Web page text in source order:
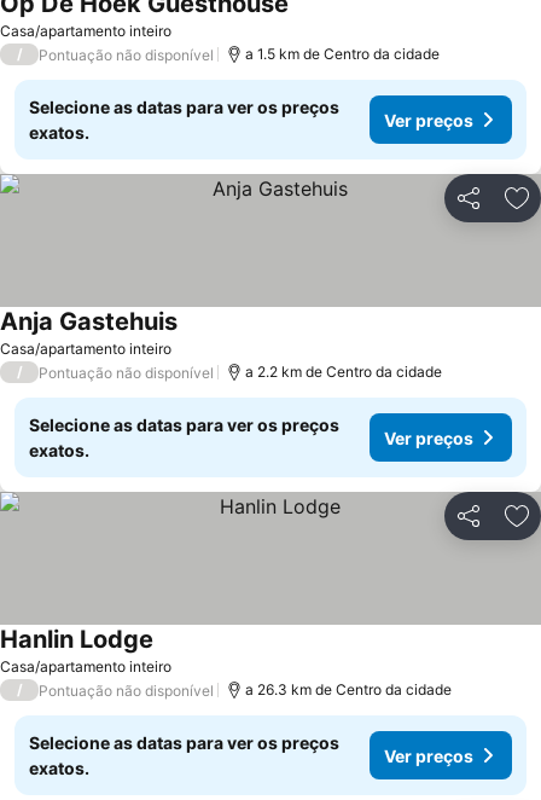
Casa/apartamento inteiro
/ Pontuação não disponível a 1.5 km de Centro da cidade
Selecione as datas para ver os preços
exatos.
Ver preços
Partilhar
Casa/apartamento inteiro
Anja GastehuisVer preços
/ Pontuação não disponível a 2.2 km de Centro da cidade
Selecione as datas para ver os preços
exatos.
Ver preços
Partilhar
Casa/apartamento inteiro
Hanlin Lodge
/ Pontuação não disponível a 26.3 km de Centro da cidade
Selecione as datas para ver os preços
exatos.
Ver preços